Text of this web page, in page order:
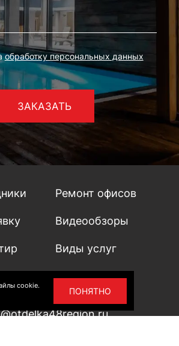
обработку персональных данных
Ремонт офисов
Видеообзоры
Виды услуг
915 552 36 02
cookie.
ПОНЯТНО